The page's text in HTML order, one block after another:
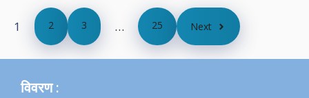
1 2 3 … 25 Next
विवरण :